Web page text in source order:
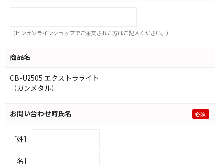
（ピンオンラインショップでご注文された方はご記入ください。）
商品名
CB-U2505 エクストラライト
（ガンメタル）
お問い合わせ時氏名
［姓］
［名］